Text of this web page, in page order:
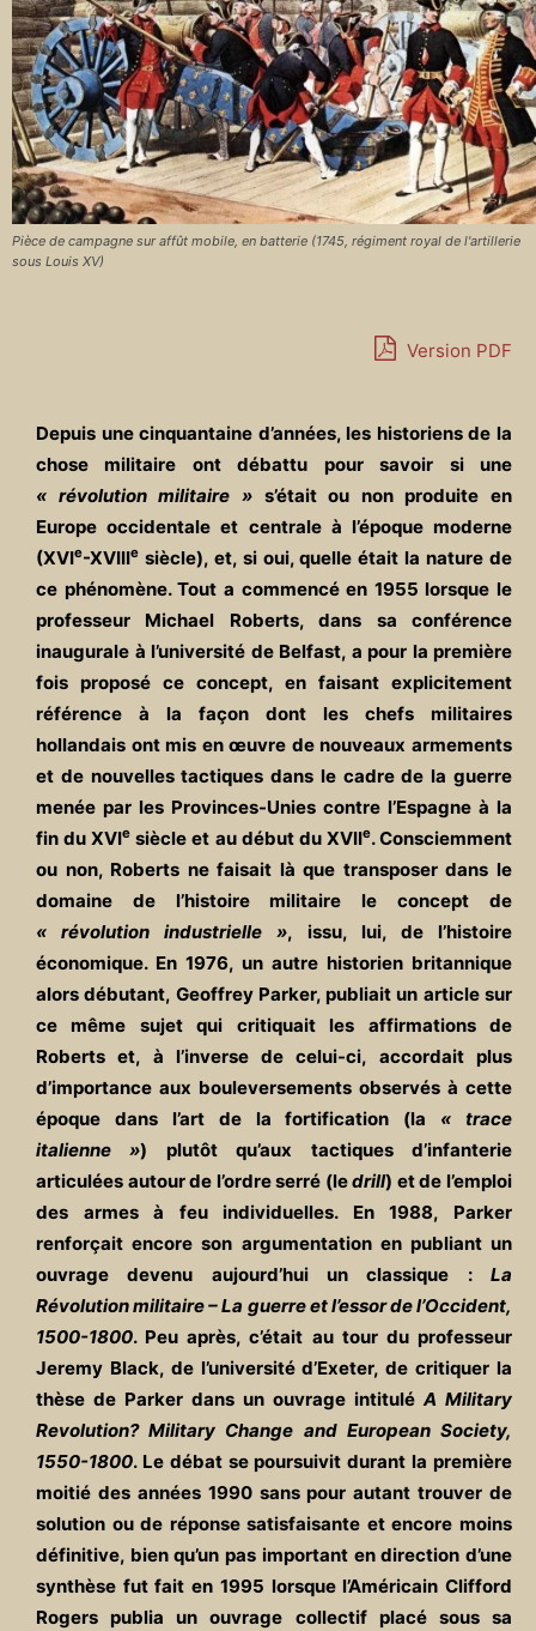
Pièce de campagne sur affût mobile, en batterie (1745, régiment royal de l'artillerie
sous Louis XV)
Version PDF
Depuis une cinquantaine d’années, les historiens de la
chose militaire ont débattu pour savoir si une
« révolution militaire »s’était ou non produite en
Europe occidentale et centrale à l’époque moderne
(XVIe-XVIIIe siècle), et, si oui, quelle était la nature de
ce phénomène. Tout a commencé en 1955 lorsque le
professeur Michael Roberts, dans sa conférence
inaugurale à l’université de Belfast, a pour la première
fois proposé ce concept, en faisant explicitement
référence à la façon dont les chefs militaires
hollandais ont mis en œuvre de nouveaux armements
et de nouvelles tactiques dans le cadre de la guerre
menée par les Provinces-Unies contre l’Espagne à la
fin du XVIe siècle et au début du XVIIe. Consciemment
ou non, Roberts ne faisait là que transposer dans le
domaine de l’histoire militaire le concept de
« révolution industrielle », issu, lui, de l’histoire
économique. En 1976, un autre historien britannique
alors débutant, Geoffrey Parker, publiait un article sur
ce même sujet qui critiquait les affirmations de
Roberts et, à l’inverse de celui-ci, accordait plus
d’importance aux bouleversements observés à cette
époque dans l’art de la fortification (la « trace
italienne ») plutôt qu’aux tactiques d’infanterie
articulées autour de l’ordre serré (ledrill) et de l’emploi
des armes à feu individuelles. En 1988, Parker
renforçait encore son argumentation en publiant un
ouvrage devenu aujourd’hui un classique : La
Révolution militaire – La guerre et l’essor de l’Occident,
1500-1800. Peu après, c’était au tour du professeur
Jeremy Black, de l’université d’Exeter, de critiquer la
thèse de Parker dans un ouvrage intitulé A Military
Revolution? Military Change and European Society,
1550-1800. Le débat se poursuivit durant la première
moitié des années 1990 sans pour autant trouver de
solution ou de réponse satisfaisante et encore moins
définitive, bien qu’un pas important en direction d’une
synthèse fut fait en 1995 lorsque l’Américain Clifford
Rogers publia un ouvrage collectif placé sous sa